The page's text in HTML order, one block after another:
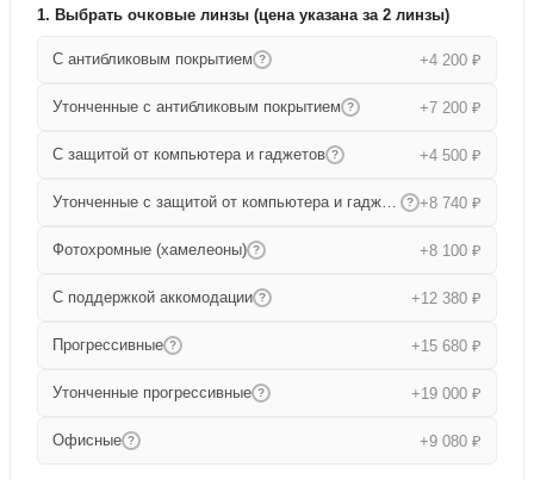
1. Выбрать очковые линзы (цена указана за 2 линзы)
С антибликовым покрытием ? +4 200 ₽
Утонченные с антибликовым покрытием ? +7 200 ₽
С защитой от компьютера и гаджетов ? +4 500 ₽
Утонченные с защитой от компьютера и гаджетов ? +8 740 ₽
Фотохромные (хамелеоны) ? +8 100 ₽
С поддержкой аккомодации ? +12 380 ₽
Прогрессивные ? +15 680 ₽
Утонченные прогрессивные ? +19 000 ₽
Офисные ? +9 080 ₽